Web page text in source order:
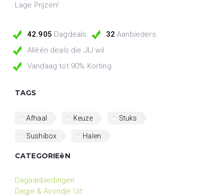
Lage Prijzen!
42.905 Dagdeals. 32 Aanbieders.
Alléén deals die JIJ wil.
Vandaag tot 90% Korting.
TAGS
Afhaal Keuze Stuks
Sushibox Halen
CATEGORIEëN
Dagaanbiedingen
Dagje & Avondje Uit